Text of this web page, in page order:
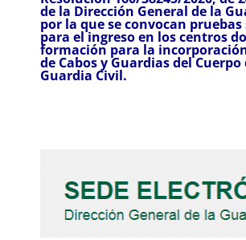
de la Dirección General de la
por la que se convocan
para el ingreso en los centros
formación para la
de Cabos y Guardias del Cuerpo
Guardia Civil.